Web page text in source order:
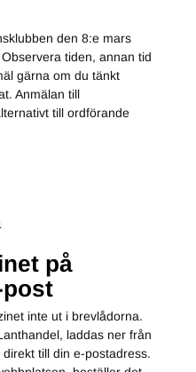
den 8:e mars
tiden, annan tid
gärna om du tänkt
Anmälan till
till ordförande
på
post
inte ut i brevlådorna.
laddas ner från
till din e-postadress.